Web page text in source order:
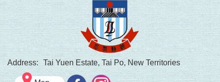
Address: Tai Yuen Estate, Tai Po, New Territories